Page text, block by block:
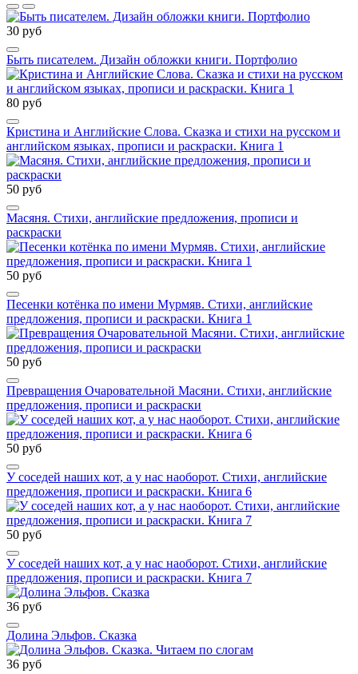
30 руб
Быть писателем. Дизайн обложки книги. Портфолио
80 руб
Кристина и Английские Слова. Сказка и стихи на русском и
английском языках, прописи и раскраски. Книга 1
50 руб
Масяня. Стихи, английские предложения, прописи и
раскраски
50 руб
Песенки котёнка по имени Мурмяв. Стихи, английские
предложения, прописи и раскраски. Книга 1
50 руб
Превращения Очаровательной Масяни. Стихи, английские
предложения, прописи и раскраски
50 руб
У соседей наших кот, а у нас наоборот. Стихи, английские
предложения, прописи и раскраски. Книга 6
50 руб
У соседей наших кот, а у нас наоборот. Стихи, английские
предложения, прописи и раскраски. Книга 7
36 руб
Долина Эльфов. Сказка
36 руб